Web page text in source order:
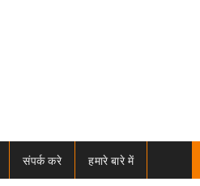
संपर्क करे हमारे बारे में